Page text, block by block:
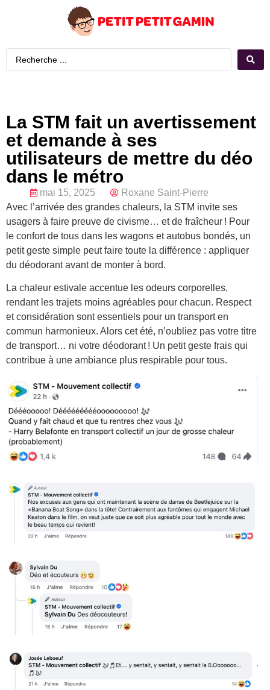
La STM fait un avertissement
et demande à ses
utilisateurs de mettre du déo
dans le métro
mai 15, 2025
Roxane Saint-Pierre
Avec l’arrivée des grandes chaleurs, la STM invite ses
usagers à faire preuve de civisme… et de fraîcheur ! Pour
le confort de tous dans les wagons et autobus bondés, un
petit geste simple peut faire toute la différence : appliquer
du déodorant avant de monter à bord.
La chaleur estivale accentue les odeurs corporelles,
rendant les trajets moins agréables pour chacun. Respect
et considération sont essentiels pour un transport en
commun harmonieux. Alors cet été, n’oubliez pas votre titre
de transport… ni votre déodorant ! Un petit geste frais qui
contribue à une ambiance plus respirable pour tous.